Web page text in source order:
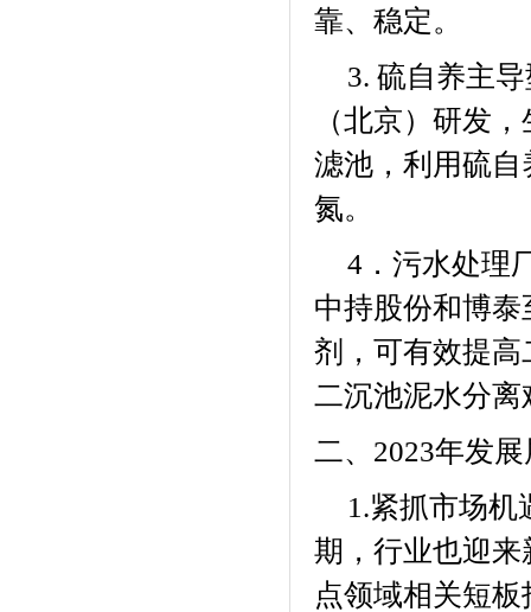
靠、稳定。
3. 硫自养主
（北京）研发
滤池，利用硫
氮。
4 ．污水处理
中持股份和博
剂，可有效提
二沉池泥水分离
二、 2023年发展
1.紧抓市场机
期，行业也迎
点领域相关短